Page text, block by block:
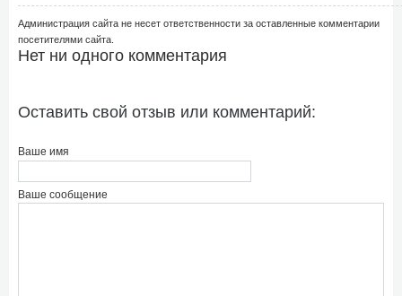
Администрация сайта не несет ответственности за оставленные комментарии
посетителями сайта.
Нет ни одного комментария
Оставить свой отзыв или комментарий:
Ваше имя
Ваше сообщение